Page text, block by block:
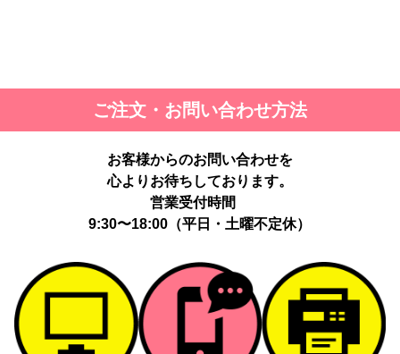
ご注文・お問い合わせ方法
お客様からのお問い合わせを
心よりお待ちしております。
営業受付時間
9:30〜18:00（平日・土曜不定休）